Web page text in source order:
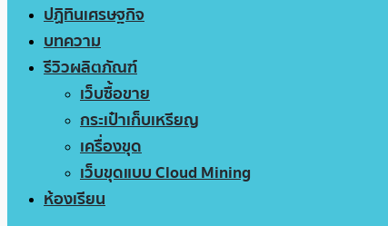
ปฏิทินเศรษฐกิจ
บทความ
รีวิวผลิตภัณฑ์
เว็บซื้อขาย
กระเป๋าเก็บเหรียญ
เครื่องขุด
เว็บขุดแบบ Cloud Mining
ห้องเรียน